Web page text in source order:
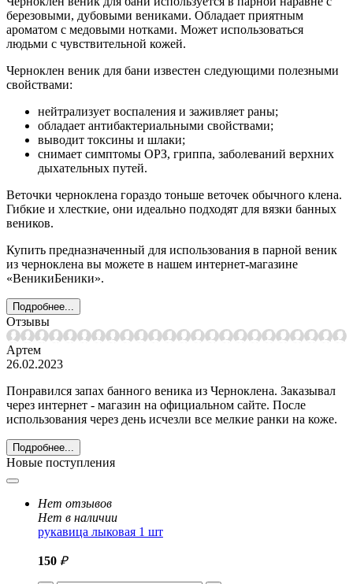
березовыми, дубовыми вениками. Обладает приятным
ароматом с медовыми нотками. Может использоваться
людьми с чувствительной кожей.
Черноклен веник для бани известен следующими полезными
свойствами:
нейтрализует воспаления и заживляет раны;
обладает антибактериальными свойствами;
выводит токсины и шлаки;
снимает симптомы ОРЗ, гриппа, заболеваний верхних
дыхательных путей.
Веточки черноклена гораздо тоньше веточек обычного клена.
Гибкие и хлесткие, они идеально подходят для вязки банных
веников.
Купить предназначенный для использования в парной веник
из черноклена вы можете в нашем интернет-магазине
«ВеникиБеники».
Подробнее...
Отзывы
Артем
26.02.2023
Понравился запах банного веника из Черноклена. Заказывал
через интернет - магазин на официальном сайте. После
использования через день исчезли все мелкие ранки на коже.
Подробнее...
Новые поступления
Нет отзывов
Нет в наличии
рукавица лыковая 1 шт
150 ₽